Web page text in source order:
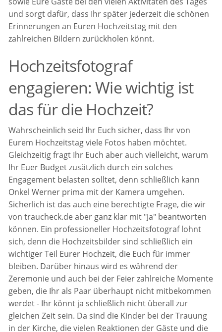
und sorgt dafür, dass Ihr später jederzeit die schönen
Erinnerungen an Euren Hochzeitstag mit den
zahlreichen Bildern zurückholen könnt.
Hochzeitsfotograf
engagieren: Wie wichtig ist
das für die Hochzeit?
Wahrscheinlich seid Ihr Euch sicher, dass Ihr von
Eurem Hochzeitstag viele Fotos haben möchtet.
Gleichzeitig fragt Ihr Euch aber auch vielleicht, warum
Ihr Euer Budget zusätzlich durch ein solches
Engagement belasten solltet, denn schließlich kann
Onkel Werner prima mit der Kamera umgehen.
Sicherlich ist das auch eine berechtigte Frage, die wir
von traucheck.de aber ganz klar mit "Ja" beantworten
können. Ein professioneller Hochzeitsfotograf lohnt
sich, denn die Hochzeitsbilder sind schließlich ein
wichtiger Teil Eurer Hochzeit, die Euch für immer
bleiben. Darüber hinaus wird es während der
Zeremonie und auch bei der Feier zahlreiche Momente
geben, die Ihr als Paar überhaupt nicht mitbekommen
werdet - Ihr könnt ja schließlich nicht überall zur
gleichen Zeit sein. Da sind die Kinder bei der Trauung
in der Kirche, die vielen Reaktionen der Gäste und die